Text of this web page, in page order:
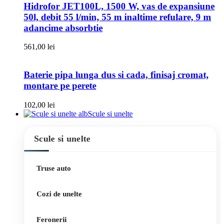
Hidrofor JET100L, 1500 W, vas de expansiune
50l, debit 55 l/min, 55 m inaltime refulare, 9 m
adancime absorbtie
561,00 lei
Baterie pipa lunga dus si cada, finisaj cromat,
montare pe perete
102,00 lei
Scule si unelte
Scule si unelte
Truse auto
Cozi de unelte
Feronerii